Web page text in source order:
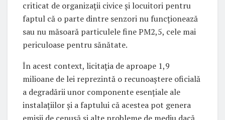
criticat de organizații civice și locuitori pentru
faptul că o parte dintre senzori nu funcționează
sau nu măsoară particulele fine PM2,5, cele mai
periculoase pentru sănătate.
În acest context, licitația de aproape 1,9
milioane de lei reprezintă o recunoaștere oficială
a degradării unor componente esențiale ale
instalațiilor și a faptului că acestea pot genera